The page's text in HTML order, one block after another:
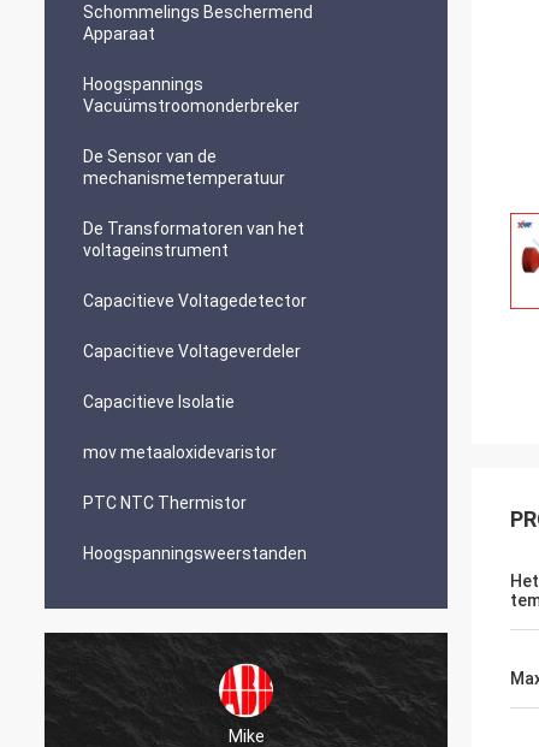
Schommelings Beschermend
Apparaat
Hoogspannings
Vacuümstroomonderbreker
De Sensor van de
mechanismetemperatuur
De Transformatoren van het
voltageinstrument
Capacitieve Voltagedetector
Capacitieve Voltageverdeler
Capacitieve Isolatie
mov metaaloxidevaristor
PTC NTC Thermistor
Hoogspanningsweerstanden
Mike